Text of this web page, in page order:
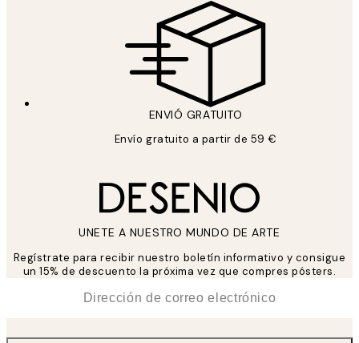
ENVIÓ GRATUITO
Envío gratuito a partir de 59 €
UNETE A NUESTRO MUNDO DE ARTE
Regístrate para recibir nuestro boletín informativo y consigue
un 15% de descuento la próxima vez que compres pósters.